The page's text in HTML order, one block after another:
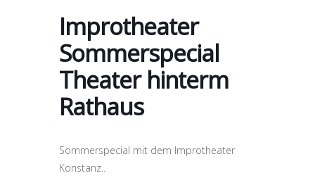
Improtheater
Sommerspecial
Theater hinterm
Rathaus
Sommerspecial mit dem Improtheater
Konstanz..